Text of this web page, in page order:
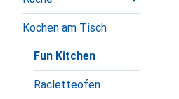
Kochen am Tisch
Fun Kitchen
Racletteofen